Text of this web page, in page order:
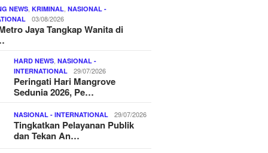
NEWS ,KRIMINAL ,NASIONAL -
03/08/2026
Jaya Tangkap Wanita di
HARD NEWS ,NASIONAL -
INTERNATIONAL
29/07/2026
Peringati Hari Mangrove
Sedunia 2026, Pe…
NASIONAL - INTERNATIONAL 29/07/2026
Tingkatkan Pelayanan Publik
dan Tekan An…